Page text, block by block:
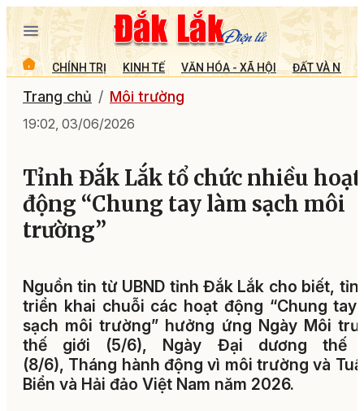
CHÍNH TRỊ KINH TẾ VĂN HÓA - XÃ HỘI ĐẤT VÀ
Trang chủ Môi trường
19:02, 03/06/2026
Tỉnh Đắk Lắk tổ chức nhiều hoạt
động “Chung tay làm sạch môi
trường”
Nguồn tin từ UBND tỉnh Đắk Lắk cho biết,
triển khai chuỗi các hoạt động “Chung tay
sạch môi trường” hưởng ứng Ngày Môi
thế giới (5/6), Ngày Đại dương thế
(8/6), Tháng hành động vì môi trường và
Biển và Hải đảo Việt Nam năm 2026.